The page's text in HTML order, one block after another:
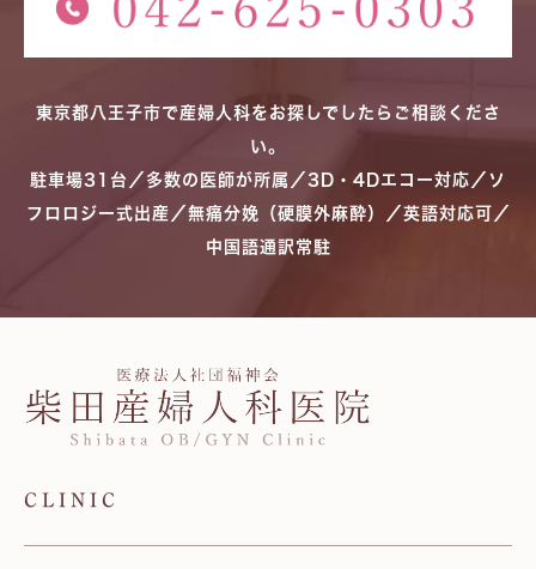
東京都八王子市で産婦人科をお探しでしたらご相談くださ
い。
駐車場31台／多数の医師が所属／3D・4Dエコー対応／ソ
フロロジー式出産／無痛分娩（硬膜外麻酔）／英語対応可／
中国語通訳常駐
CLINIC